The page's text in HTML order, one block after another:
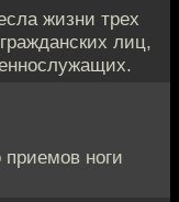
жизни трех
лиц,
приемов ноги